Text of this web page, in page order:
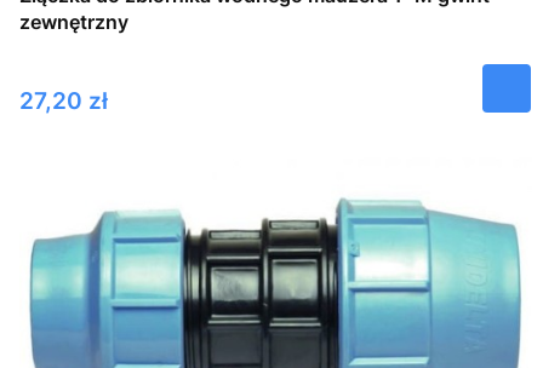
zewnętrzny
Cena
27,20 zł